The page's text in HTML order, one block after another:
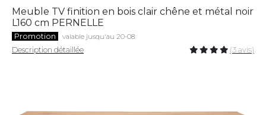
Meuble TV finition en bois clair chêne et métal noir
L160 cm PERNELLE
Promotion valable jusqu'au 20-08
Description détaillée (3 avis)